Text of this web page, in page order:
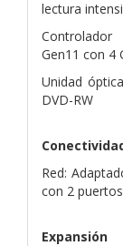
lectura
Gen11 con 4
Unidad
DVD-RW
Red:
con 2
Expansión